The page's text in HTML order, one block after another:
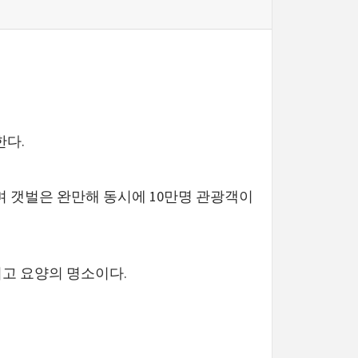
다.
갯벌은 완만해 동시에 10만명 관광객이
요양의 명소이다.